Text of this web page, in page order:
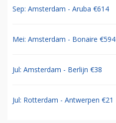
Sep: Amsterdam - Aruba €614
Mei: Amsterdam - Bonaire €594
Jul: Amsterdam - Berlijn €38
Jul: Rotterdam - Antwerpen €21